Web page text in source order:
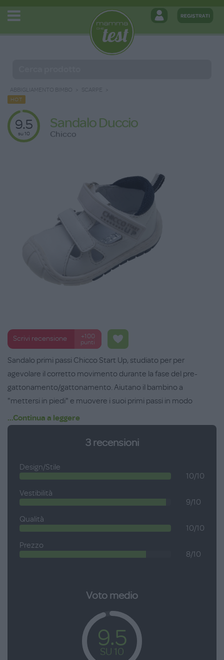
ABBIGLIAMENTO BIMBO SCARPE
HOT
9.5
su 10
Sandalo Duccio
Chicco
Scrivi recensione
+100
punti
Sandalo primi passi Chicco Start Up, studiato per per
agevolare il corretto movimento durante la fase del pre-
gattonamento/gattonamento. Aiutano il bambino a
"mettersi in piedi" e muovere i suoi primi passi in modo
naturale. Con forma arrotondata, regolabile con doppio velcro
e suola Flex-zone, che garantisce la naturale flessibilità del
piede. Numeri dal 17 al 22.
...Continua a leggere
3recensioni
Design/Stile
10/10
Vestibilità
9/10
Qualità
10/10
Prezzo
8/10
Voto medio
9.5
SU 10